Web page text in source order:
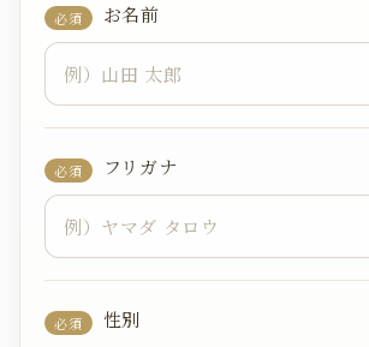
必須 お名前
必須 フリガナ
必須 性別